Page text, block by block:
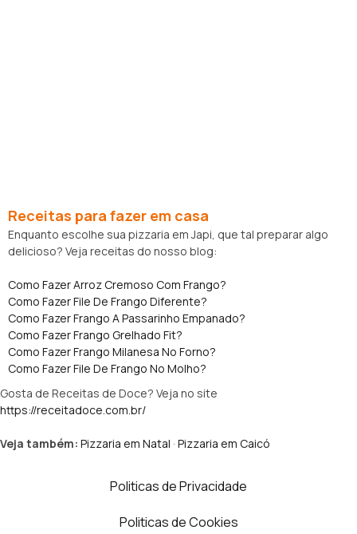
Receitas para fazer em casa
Enquanto escolhe sua pizzaria em Japi, que tal preparar algo
delicioso? Veja receitas do nosso blog:
Como Fazer Arroz Cremoso Com Frango?
Como Fazer File De Frango Diferente?
Como Fazer Frango A Passarinho Empanado?
Como Fazer Frango Grelhado Fit?
Como Fazer Frango Milanesa No Forno?
Como Fazer File De Frango No Molho?
Gosta de Receitas de Doce? Veja no site
https://receitadoce.com.br/
Veja também: Pizzaria em Natal · Pizzaria em Caicó
Politicas de Privacidade
Politicas de Cookies